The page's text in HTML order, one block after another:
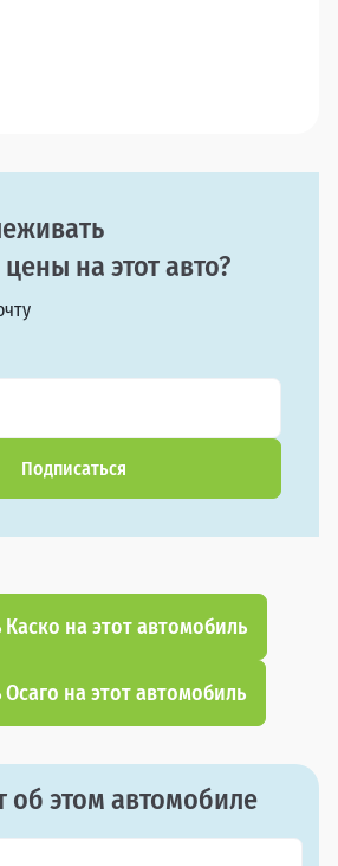
на этот авто?
Подписаться
Каско на этот автомобиль
Осаго на этот автомобиль
об этом автомобиле